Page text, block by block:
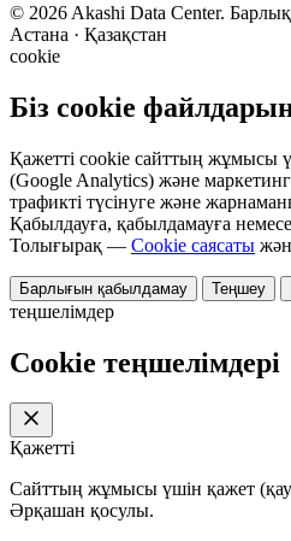
© 2026 Akashi Data Center.
Астана · Қазақстан
cookie
Біз cookie
Қажетті cookie сайттың жұмысы
(Google Analytics) және
трафикті түсінуге және
Қабылдауға, қабылдамауға
Толығырақ — Cookie саясаты
Барлығын қабылдамау Теңшеу
теңшелімдер
Cookie теңшелімдері
Қажетті
Сайттың жұмысы үшін қажет
Әрқашан қосулы.